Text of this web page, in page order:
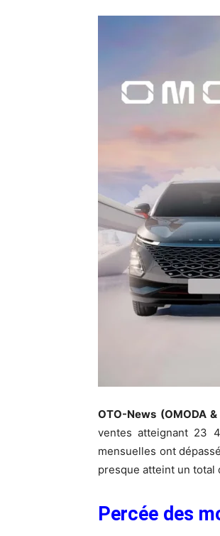
OTO-News (OMODA
ventes atteignant 23
mensuelles ont
presque atteint un total
Percée des